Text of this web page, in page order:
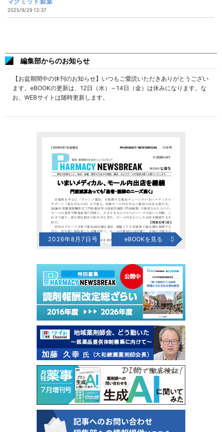
2025/9/29 12:37
編集部からのお知らせ
【お盆期間中の休刊のお知らせ】いつもご愛読いただきありがとうござい
ます。eBOOKの更新は、12日（水）～14日（金）は休みになります。な
お、WEBサイトは随時更新します。
2026年8月7日号 eBOOKを見る